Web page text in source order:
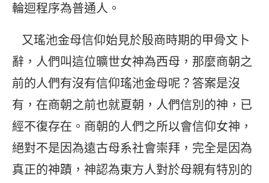
輪迴程序為普通人。
又瑤池金母信仰始見於殷商時期的甲骨文卜
辭，人們叫這位曠世女神為西母，那麼商朝之
前的人們有沒有信仰瑤池金母呢？答案是沒
有，在商朝之前也就夏朝，人們信別的神，已
經不復存在。商朝的人們之所以會信仰女神，
絕對不是因為遠古母系社會崇拜，完全是因為
真正的神蹟，神認為東方人對於母親有特別的